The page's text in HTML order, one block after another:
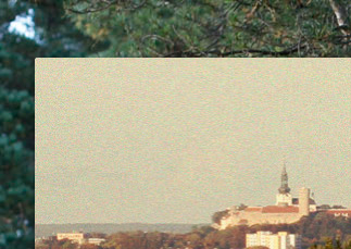
Külli Urb